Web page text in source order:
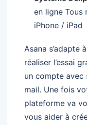
en ligne Tous
iPhone / iPad
Asana s’adapte
réaliser l’essai
un compte avec
mail. Une fois
plateforme va
vous aider à